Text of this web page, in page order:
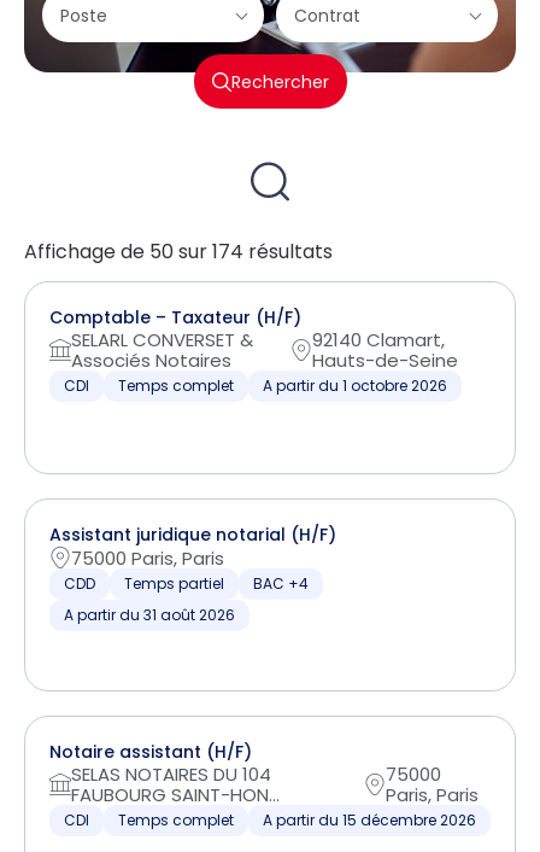
Poste Contrat
Rechercher
Affichage de 50 sur 174 résultats
Comptable – Taxateur (H/F)
SELARL CONVERSET &
Associés Notaires
92140 Clamart,
Hauts-de-Seine
CDI Temps complet A partir du 1 octobre 2026
Assistant juridique notarial (H/F)
75000 Paris, Paris
CDD Temps partiel
BAC +4
A partir du 31 août 2026
Notaire assistant (H/F)
SELAS NOTAIRES DU 104
FAUBOURG SAINT-HON...
75000
Paris, Paris
CDI Temps complet A partir du 15 décembre 2026